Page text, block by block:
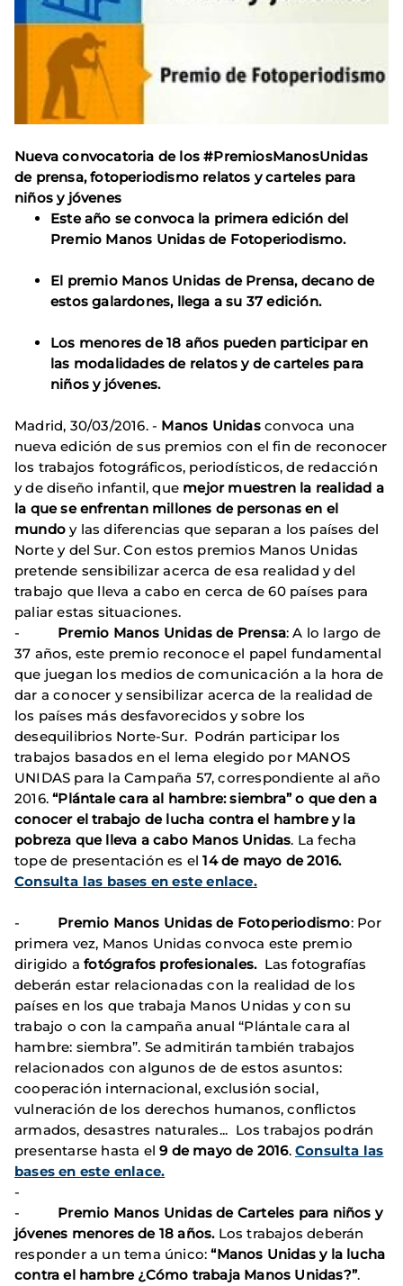
Nueva convocatoria de los #PremiosManosUnidas
de prensa, fotoperiodismo relatos y carteles para
niños y jóvenes
Este año se convoca la primera edición del
Premio Manos Unidas de Fotoperiodismo.
El premio Manos Unidas de Prensa, decano de
estos galardones, llega a su 37 edición.
Los menores de 18 años pueden participar en
las modalidades de relatos y de carteles para
niños y jóvenes.
Madrid, 30/03/2016. - Manos Unidasconvoca una
nueva edición de sus premios con el fin de reconocer
los trabajos fotográficos, periodísticos, de redacción
y de diseño infantil, que mejor muestren la realidad a
la que se enfrentan millones de personas en el
mundoy las diferencias que separan a los países del
Norte y del Sur. Con estos premios Manos Unidas
pretende sensibilizar acerca de esa realidad y del
trabajo que lleva a cabo en cerca de 60 países para
paliar estas situaciones.
- Premio Manos Unidas de Prensa: A lo largo de
37 años, este premio reconoce el papel fundamental
que juegan los medios de comunicación a la hora de
dar a conocer y sensibilizar acerca de la realidad de
los países más desfavorecidos y sobre los
desequilibrios Norte-Sur. Podrán participar los
trabajos basados en el lema elegido por MANOS
UNIDAS para la Campaña 57, correspondiente al año
2016.“Plántale cara al hambre: siembra” o que den a
conocer el trabajo de lucha contra el hambre y la
pobreza que lleva a cabo Manos Unidas. La fecha
tope de presentación es el14 de mayo de 2016.
Consulta las bases en este enlace.
- Premio Manos Unidas de Fotoperiodismo: Por
primera vez, Manos Unidas convoca este premio
dirigido afotógrafos profesionales. Las fotografías
deberán estar relacionadas con la realidad de los
países en los que trabaja Manos Unidas y con su
trabajo o con la campaña anual “Plántale cara al
hambre: siembra”. Se admitirán también trabajos
relacionados con algunos de de estos asuntos:
cooperación internacional, exclusión social,
vulneración de los derechos humanos, conflictos
armados, desastres naturales... Los trabajos podrán
presentarse hasta el9 de mayo de 2016.Consulta las
bases en este enlace.
-
- Premio Manos Unidas de Carteles para niños y
jóvenes menores de 18 años.Los trabajos deberán
responder a un tema único:“Manos Unidas y la lucha
contra el hambre ¿Cómo trabaja Manos Unidas?”.